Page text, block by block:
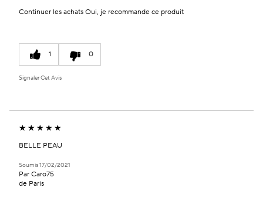
Continuer les achats Oui, je recommande ce produit
1 0
Signaler Cet Avis
BELLE PEAU
Soumis17/02/2021
Par Caro75
de Paris